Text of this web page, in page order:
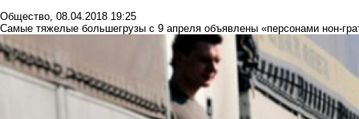
Общество, 08.04.2018 19:25
Самые тяжелые большегрузы с 9 апреля объявлены «персонами нон-